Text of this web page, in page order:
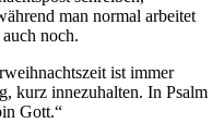
man normal arbeitet
noch.
ist immer
kurz innezuhalten. In Psalm
Gott.“